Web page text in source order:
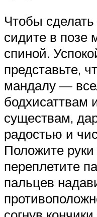
Чтобы
сидите в позе
спиной.
представьте,
мандалу —
бодхисаттвам
существам,
радостью и
Положите
переплетите
пальцев